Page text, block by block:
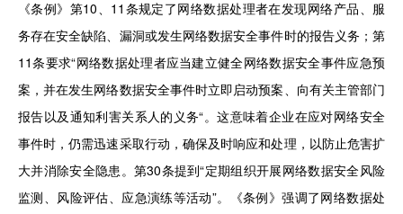
《条例》第10、11条规定了网络数据处理者在发现网络产品、服
务存在安全缺陷、漏洞或发生网络数据安全事件时的报告义务；第
11条要求“网络数据处理者应当建立健全网络数据安全事件应急预
案，并在发生网络数据安全事件时立即启动预案、向有关主管部门
报告以及通知利害关系人的义务“。这意味着企业在应对网络安全
事件时，仍需迅速采取行动，确保及时响应和处理，以防止危害扩
大并消除安全隐患。第30条提到“定期组织开展网络数据安全风险
监测、风险评估、应急演练等活动”。《条例》强调了网络数据处